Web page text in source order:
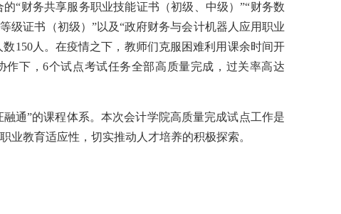
“财务共享服务职业技能证书（初级、中级）”“财务数
级证书（初级）”以及“政府财务与会计机器人应用职业
150人。在疫情之下，教师们克服困难利用课余时间开
下，6个试点考试任务全部高质量完成，过关率高达
通”的课程体系。本次会计学院高质量完成试点工作是
业教育适应性，切实推动人才培养的积极探索。